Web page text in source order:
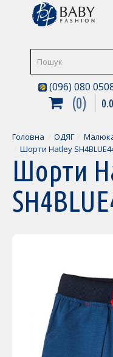
(096) 080
0 0.
Головна ОДЯГ
Шорти Hatley
Шорти